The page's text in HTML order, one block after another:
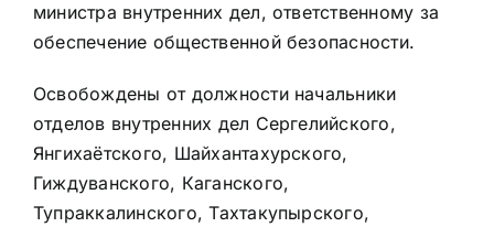
министра внутренних дел, ответственному за
обеспечение общественной безопасности.
Освобождены от должности начальники
отделов внутренних дел Сергелийского,
Янгихаётского, Шайхантахурского,
Гиждуванского, Каганского,
Тупраккалинского, Тахтакупырского,